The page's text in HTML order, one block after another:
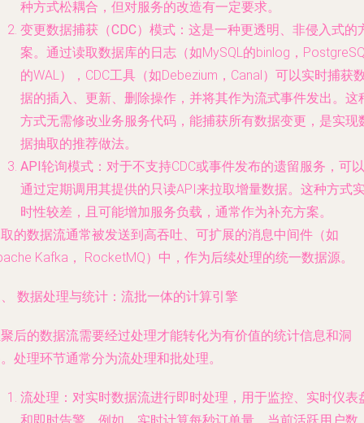
种方式松耦合，但对服务的改造有一定要求。
变更数据捕获（CDC）模式 ：这是一种更透明、非侵入式的
案。通过读取数据库的日志（如MySQL的binlog，
的WAL），CDC工具（如Debezium，Canal）可以实时捕获
据的插入、更新、删除操作，并将其作为流式事件发出。这
方式无需修改业务服务代码，能捕获所有数据变更，是实现
据抽取的推荐做法。
API轮询模式 ：对于不支持CDC或事件发布的遗留服务，可以
通过定期调用其提供的只读API来拉取增量数据。这种方式
时性较差，且可能增加服务负载，通常作为补充方案。
的数据流通常被发送到高吞吐、可扩展的消息中间件 （如
Kafka， RocketMQ）中，作为后续处理的统一数据源。
数据处理与统计：流批一体的计算引擎
后的数据流需要经过处理才能转化为有价值的统计信息和洞
处理环节通常分为流处理和批处理。
流处理 ：对实时数据流进行即时处理，用于监控、实时仪表